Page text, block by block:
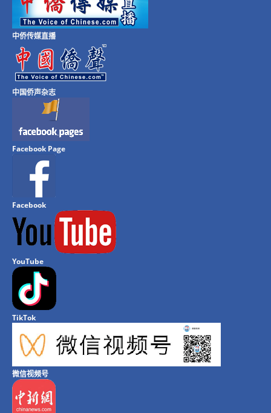
中侨传媒直播
中国侨声杂志
Facebook Page
Facebook
YouTube
TikTok
微信视频号